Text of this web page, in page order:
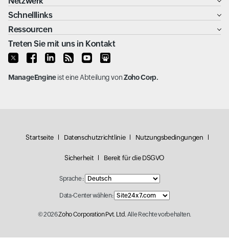
Schnelllinks
Ressourcen
Treten Sie mit uns in Kontakt
ManageEngineist eine Abteilung vonZoho Corp.
Startseite Datenschutzrichtlinie Nutzungsbedingungen
Sicherheit Bereit für die DSGVO
Sprache :
Data-Center wählen:
© 2026Zoho Corporation Pvt. Ltd.Alle Rechte vorbehalten.